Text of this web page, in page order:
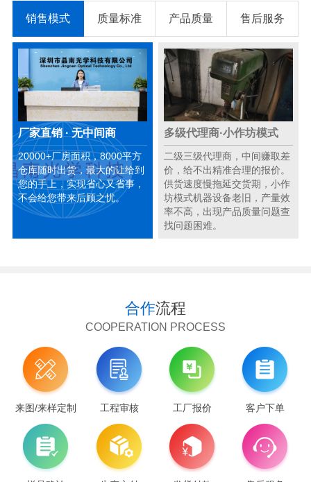
销售模式 质量标准 产品质量 售后服务
厂家直销 · 无中间商
20000+厂房面积，8000平方
仓库随时出货，最大的让给到
您的手上，实现省心又省事，
不会给您带来后顾之忧。
多级代理商·小作坊模式
二级三级代理商，中间赚取差
价，给不出精准合理的报价。
供货速度慢拖延交货期，小作
坊模式机器设备老旧，产量效
率不高，出现产品质量问题查
找问题困难。
合作流程
COOPERATION PROCESS
来图/来样定制 工程审核 工厂报价 客户下单